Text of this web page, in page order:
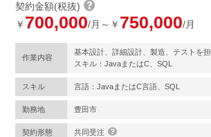
契約金額(税抜)
￥ 700,000/月～￥ 750,000/月
作業内容
基本設計、詳細設計、製造、テストを担
スキル：JavaまたはC、SQL
スキル 言語：JavaまたはC言語、SQL
勤務地 豊田市
契約形態 共同受注